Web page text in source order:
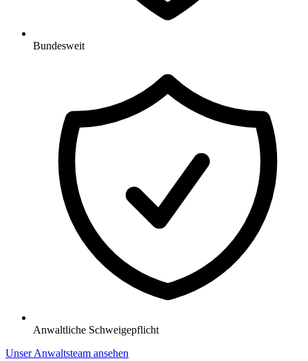
Bundesweit
Anwaltliche Schweigepflicht
Unser Anwaltsteam ansehen